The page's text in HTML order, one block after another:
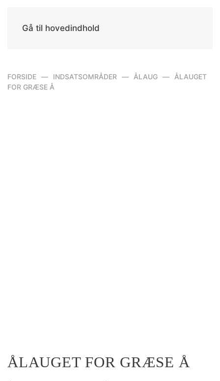
Gå til hovedindhold
FORSIDE INDSATSOMRÅDER ÅLAUG
ÅLAUGET
FOR GRÆSE Å
ÅLAUGET FOR GRÆSE Å